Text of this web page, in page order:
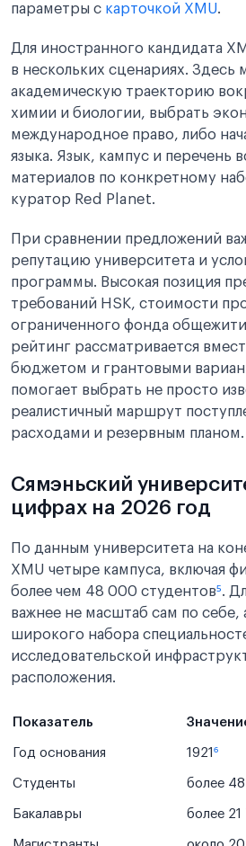
параметры с карточкой XMU.
Для иностранного кандидата
в нескольких сценариях. Здесь
академическую траекторию
химии и биологии, выбрать
международное право, либо
языка. Язык, кампус и перечень
материалов по конкретному
куратор Red Planet.
При сравнении предложений
репутацию университета и
программы. Высокая позиция
требований HSK, стоимости
ограниченного фонда
рейтинг рассматривается
бюджетом и грантовыми
помогает выбрать не просто
реалистичный маршрут
расходами и резервным планом.
Сямэньский
цифрах на 2026 год
По данным университета на
XMU четыре кампуса, включая
более чем 48 000 студентов⁵.
важнее не масштаб сам по себе,
широкого набора
исследовательской
расположения.
Показатель
Год основания 1921 ⁶
Студенты более
Бакалавры более